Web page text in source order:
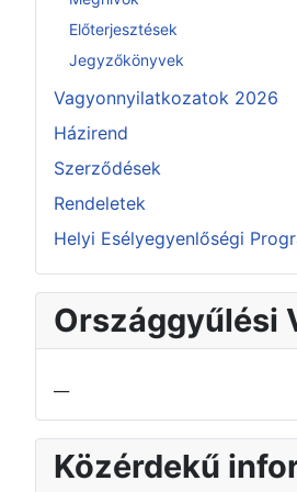
Előterjesztések
Jegyzőkönyvek
Vagyonnyilatkozatok 2026
Házirend
Szerződések
Rendeletek
Helyi Esélyegyenlőségi
Országgyűlési
Közérdekű